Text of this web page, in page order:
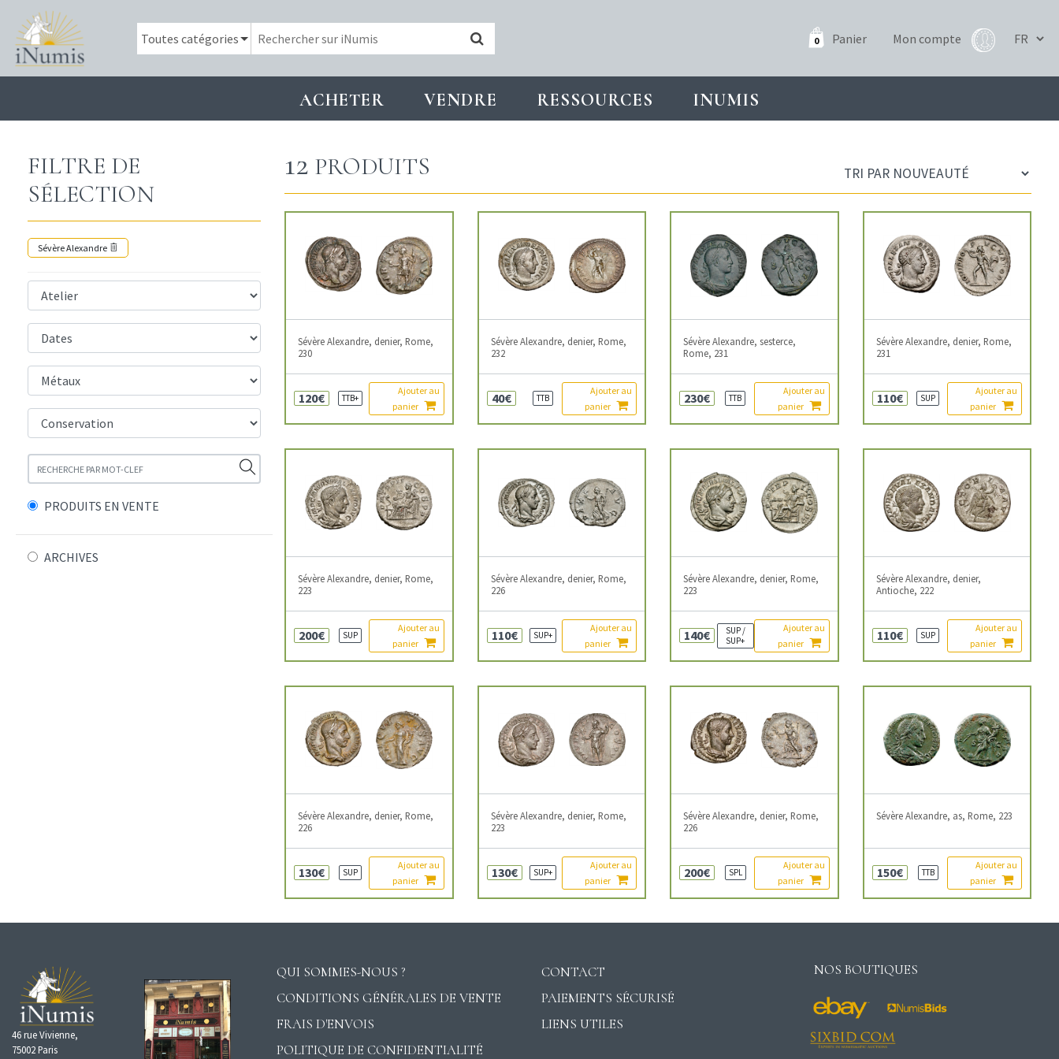
0 Panier Mon compte
ACHETER VENDRE RESSOURCES INUMIS
FILTRE DE
SÉLECTION
Sévère Alexandre
PRODUITS EN VENTE
ARCHIVES
12 PRODUITS
Sévère Alexandre, denier, Rome,
230
120€ TTB+
Ajouter au
panier
Sévère Alexandre, denier, Rome,
232
40€ TTB
Ajouter au
panier
Sévère Alexandre, sesterce,
Rome, 231
230€ TTB
Ajouter au
panier
Sévère Alexandre, denier, Rome,
231
110€ SUP
Ajouter au
panier
Sévère Alexandre, denier, Rome,
223
200€ SUP
Ajouter au
panier
Sévère Alexandre, denier, Rome,
226
110€ SUP+
Ajouter au
panier
Sévère Alexandre, denier, Rome,
223
140€
SUP /
SUP+
Ajouter au
panier
Sévère Alexandre, denier,
Antioche, 222
110€ SUP
Ajouter au
panier
Sévère Alexandre, denier, Rome,
226
130€ SUP
Ajouter au
panier
Sévère Alexandre, denier, Rome,
223
130€ SUP+
Ajouter au
panier
Sévère Alexandre, denier, Rome,
226
200€ SPL
Ajouter au
panier
Sévère Alexandre, as, Rome, 223
150€ TTB
Ajouter au
panier
46 rue Vivienne,
75002 Paris
QUI SOMMES-NOUS ?
CONDITIONS GÉNÉRALES DE VENTE
FRAIS D'ENVOIS
POLITIQUE DE CONFIDENTIALITÉ
CONTACT
PAIEMENTS SÉCURISÉ
LIENS UTILES
NOS BOUTIQUES